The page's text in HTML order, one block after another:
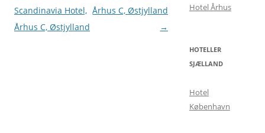
Scandinavia Hotel,
Århus C, Østjylland
Århus C, Østjylland
→
Hotel Århus
HOTELLER
SJÆLLAND
Hotel
København